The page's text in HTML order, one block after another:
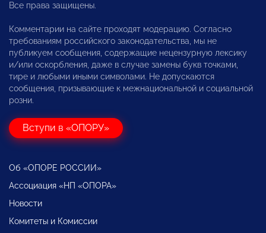
Все права защищены.
Комментарии на сайте проходят модерацию. Согласно
требованиям российского законодательства, мы не
публикуем сообщения, содержащие нецензурную лексику
и/или оскорбления, даже в случае замены букв точками,
тире и любыми иными символами. Не допускаются
сообщения, призывающие к межнациональной и социальной
розни.
Вступи в «ОПОРУ»
Об «ОПОРЕ РОССИИ»
Ассоциация «НП «ОПОРА»
Новости
Комитеты и Комиссии